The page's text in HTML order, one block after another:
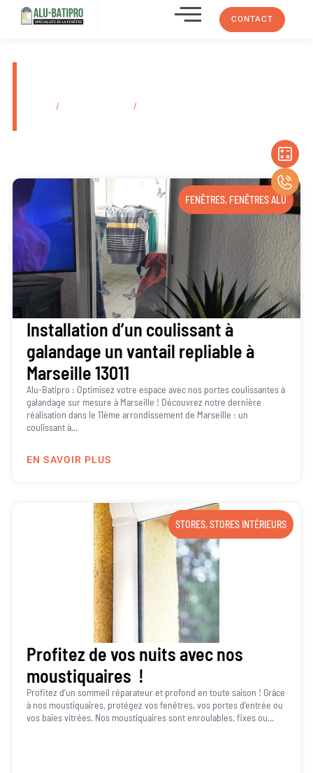
CONTACT
/ /
FENÊTRES, FENÊTRES ALU
Installation d’un coulissant à
galandage un vantail repliable à
Marseille 13011
Alu-Batipro : Optimisez votre espace avec nos portes coulissantes à
galandage sur mesure à Marseille ! Découvrez notre dernière
réalisation dans le 11ème arrondissement de Marseille : un
coulissant à...
EN SAVOIR PLUS
STORES,STORES INTÉRIEURS
Profitez de vos nuits avec nos
moustiquaires !
Profitez d’un sommeil réparateur et profond en toute saison ! Grâce
à nos moustiquaires, protégez vos fenêtres, vos portes d’entrée ou
vos baies vitrées. Nos moustiquaires sont enroulables, fixes ou...